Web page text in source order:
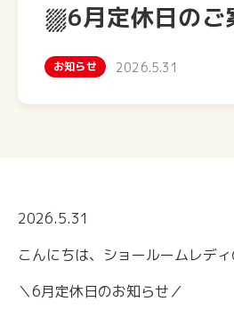
⛆6月定休日のご
お知らせ 2026.5.31
2026.5.31
こんにちは、ショールームレデ
＼6月定休日のお知らせ／